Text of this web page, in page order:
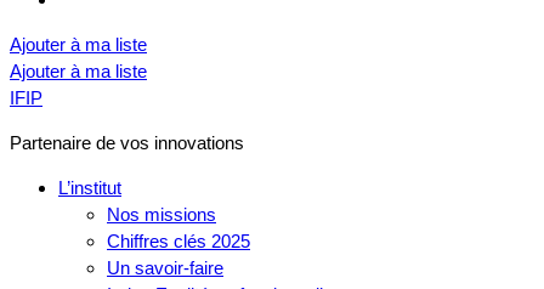
Ajouter à ma liste
Ajouter à ma liste
IFIP
Partenaire de vos innovations
L’institut
Nos missions
Chiffres clés 2025
Un savoir-faire